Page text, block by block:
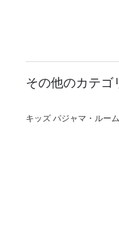
その他のカテゴ
キッズ パジャマ・ルー